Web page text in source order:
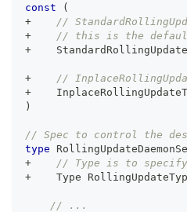
const
(
+
//
+
// this is the
+
+
//
+
)
// Spec to control the
type
+
// Type is to
+
Type
// ...